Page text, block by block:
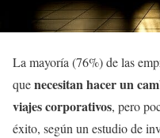
La mayoría (76%) de las
quenecesitan hacer un
viajes corporativos, pero
éxito, según un estudio de